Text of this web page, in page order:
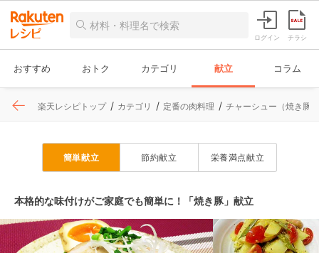
ログイン チラシ
おすすめ おトク カテゴリ 献立 コラム
楽天レシピトップ カテゴリ 定番の肉料理 チャーシュー（焼き豚）
簡単献立 節約献立 栄養満点献立
本格的な味付けがご家庭でも簡単に！「焼き豚」献立